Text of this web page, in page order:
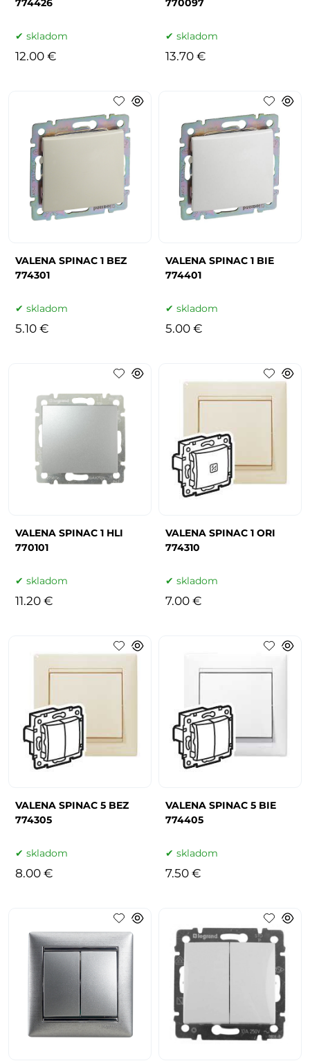
skladom
12.00 €
skladom
13.70 €
VALENA SPINAC 1 BEZ
774301
skladom
5.10 €
VALENA SPINAC 1 BIE
774401
skladom
5.00 €
VALENA SPINAC 1 HLI
770101
skladom
11.20 €
VALENA SPINAC 1 ORI
774310
skladom
7.00 €
VALENA SPINAC 5 BEZ
774305
skladom
8.00 €
VALENA SPINAC 5 BIE
774405
skladom
7.50 €